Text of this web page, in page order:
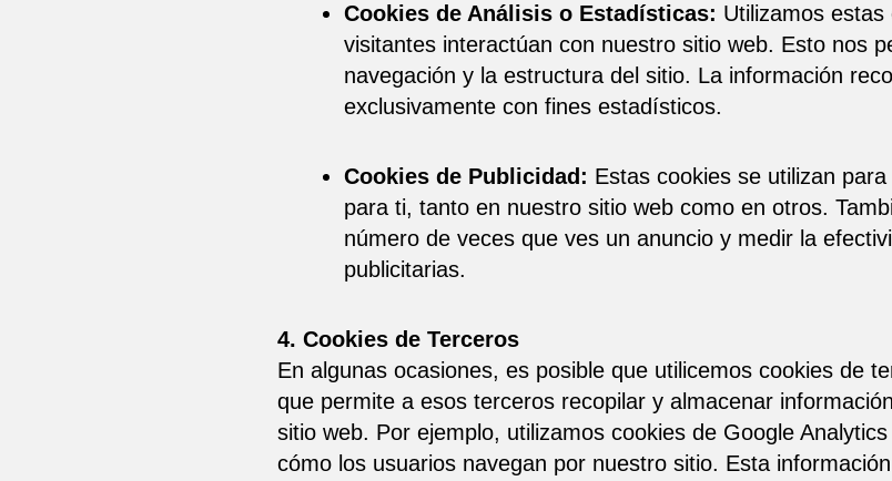
Cookies de Análisis o Estadísticas: Utilizamos
visitantes interactúan con nuestro sitio web. Esto nos
navegación y la estructura del sitio. La información
exclusivamente con fines estadísticos.
Cookies de Publicidad: Estas cookies se utilizan
para ti, tanto en nuestro sitio web como en otros.
número de veces que ves un anuncio y medir la
publicitarias.
4. Cookies de Terceros
En algunas ocasiones, es posible que utilicemos cookies de
que permite a esos terceros recopilar y almacenar
sitio web. Por ejemplo, utilizamos cookies de Google
cómo los usuarios navegan por nuestro sitio. Esta